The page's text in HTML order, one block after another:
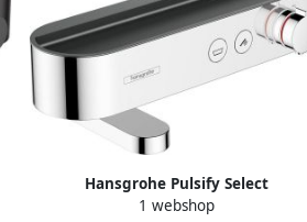
Hansgrohe Pulsify Select
badthermotaat met showertablet
1 webshop